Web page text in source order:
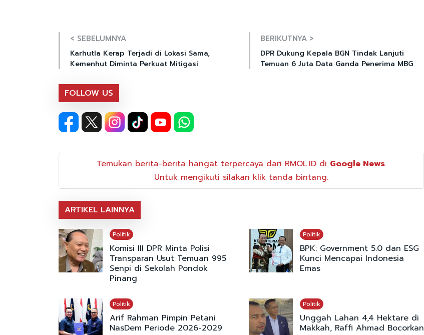
< SEBELUMNYA
Karhutla Kerap Terjadi di Lokasi Sama,
Kemenhut Diminta Perkuat Mitigasi
BERIKUTNYA >
DPR Dukung Kepala BGN Tindak Lanjuti
Temuan 6 Juta Data Ganda Penerima MBG
FOLLOW US
Temukan berita-berita hangat terpercaya dari RMOL.ID di Google News.
Untuk mengikuti silakan klik tanda bintang.
ARTIKEL LAINNYA
Politik
Komisi III DPR Minta Polisi
Transparan Usut Temuan 995
Senpi di Sekolah Pondok
Pinang
Politik
BPK: Government 5.0 dan ESG
Kunci Mencapai Indonesia
Emas
Politik
Arif Rahman Pimpin Petani
NasDem Periode 2026-2029
Politik
Unggah Lahan 4,4 Hektare di
Makkah, Raffi Ahmad Bocorkan